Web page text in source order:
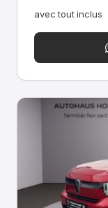
avec tout inclus